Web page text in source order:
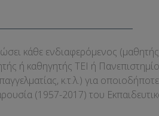
κάθε ενδιαφερόμενος
ή καθηγητής ΤΕΙ ή
κ.τ.λ.) για
(1957-2017) του